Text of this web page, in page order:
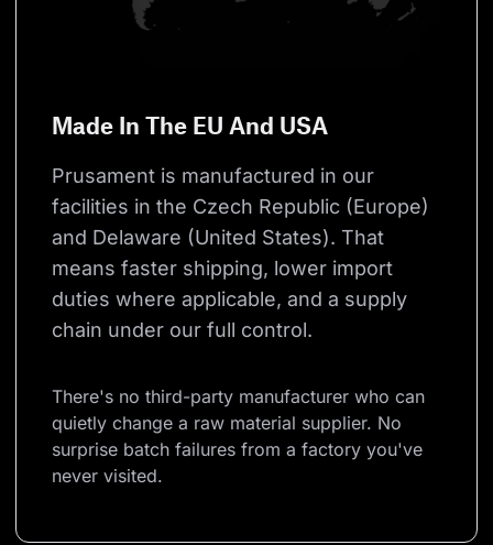
Made In The EU And USA
Prusament is manufactured in our
facilities in the Czech Republic (Europe)
and Delaware (United States). That
means faster shipping, lower import
duties where applicable, and a supply
chain under our full control.
There's no third-party manufacturer who can
quietly change a raw material supplier. No
surprise batch failures from a factory you've
never visited.